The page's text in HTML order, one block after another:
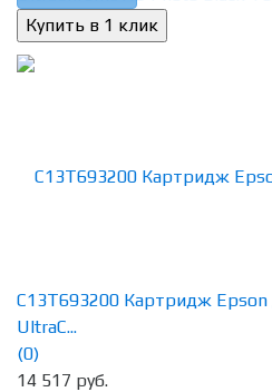
C13T693200 Картридж
UltraC...
(0)
14 517 руб.